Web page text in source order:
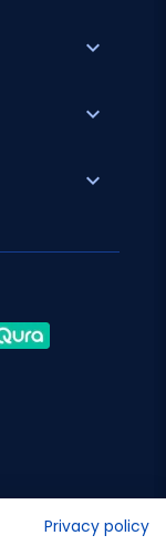
expand_more
expand_more
expand_more
Privacy policy